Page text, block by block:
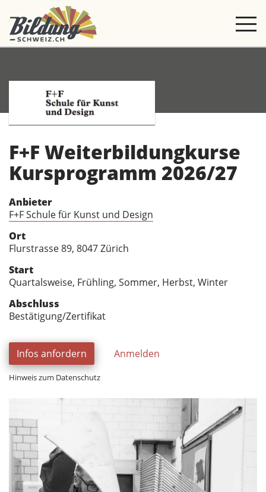
F+F Weiterbildungkurse
Kursprogramm 2026/27
Anbieter
F+F Schule für Kunst und Design
Ort
Flurstrasse 89, 8047 Zürich
Start
Quartalsweise, Frühling, Sommer, Herbst, Winter
Abschluss
Bestätigung/Zertifikat
Infos anfordern Anmelden
Hinweis zum Datenschutz